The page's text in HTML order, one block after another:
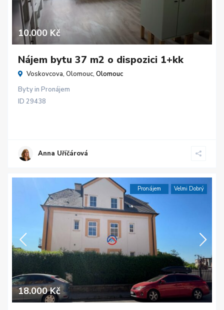
10.000 Kč
Nájem bytu 37 m2 o dispozici 1+kk
Voskovcova, Olomouc, Olomouc
Bytyin Pronájem
ID 29438
Anna Uříčárová
18.000 Kč
Pronájem Velmi Dobrý